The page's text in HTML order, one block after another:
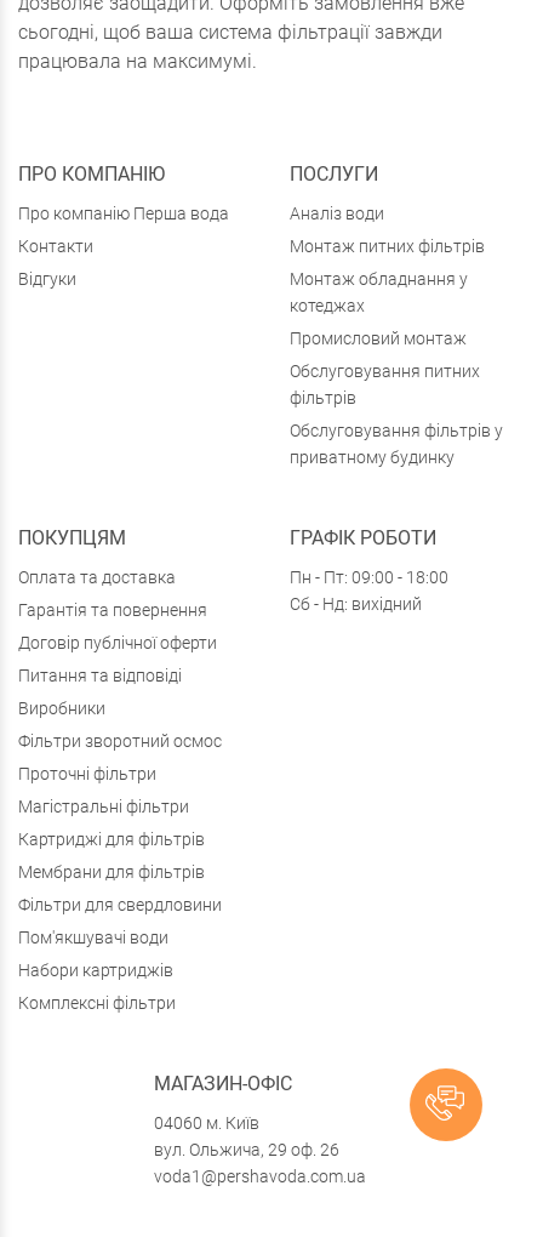
сьогодні, щоб ваша система фільтрації завжди
працювала на максимумі.
ПРО КОМПАНІЮ
Про компанію Перша вода
Контакти
Відгуки
ПОСЛУГИ
Аналіз води
Монтаж питних фільтрів
Монтаж обладнання у
котеджах
Промисловий монтаж
Обслуговування питних
фільтрів
Обслуговування фільтрів у
приватному будинку
ПОКУПЦЯМ
Оплата та доставка
Гарантія та повернення
Договір публічної оферти
Питання та відповіді
Виробники
Фільтри зворотний осмос
Проточні фільтри
Магістральні фільтри
Картриджі для фільтрів
Мембрани для фільтрів
Фільтри для свердловини
Пом'якшувачі води
Набори картриджів
Комплексні фільтри
ГРАФІК РОБОТИ
Пн - Пт: 09:00 - 18:00
Сб - Нд: вихідний
МАГАЗИН-ОФІС
04060 м. Київ
вул. Ольжича, 29 оф. 26
voda1@pershavoda.com.ua